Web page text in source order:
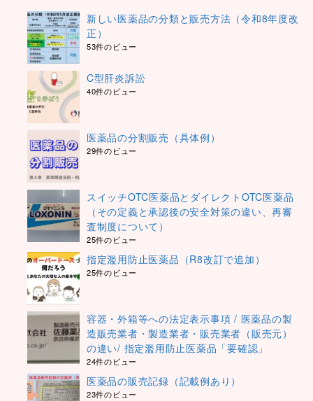
新しい医薬品の分類と販売方法（令和8年度改
正）
53件のビュー
C型肝炎訴訟
40件のビュー
医薬品の分割販売（具体例）
29件のビュー
スイッチOTC医薬品とダイレクトOTC医薬品
（その定義と承認後の安全対策の違い、再審
査制度について）
25件のビュー
指定濫用防止医薬品（R8改訂で追加）
25件のビュー
容器・外箱等への法定表示事項 / 医薬品の製
造販売業者・製造業者・販売業者（販売元）
の違い/ 指定濫用防止医薬品「要確認」
24件のビュー
医薬品の販売記録（記載例あり）
23件のビュー